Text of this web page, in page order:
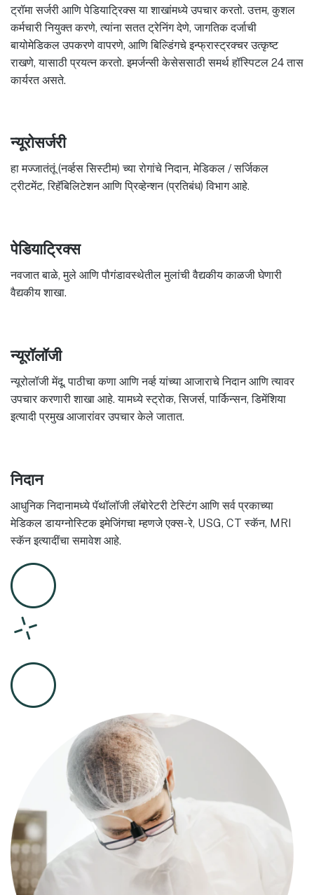
ट्रॉमा सर्जरी आणि पेडियाट्रिक्स या शाखांमध्ये उपचार करतो. उत्तम, कुशल
कर्मचारी नियुक्त करणे, त्यांना सतत ट्रेनिंग देणे, जागतिक दर्जाची
बायोमेडिकल उपकरणे वापरणे, आणि बिल्डिंगचे इन्फ्रास्ट्रक्चर उत्कृष्ट
राखणे, यासाठी प्रयत्न करतो. इमर्जन्सी केसेससाठी समर्थ हॉस्पिटल 24 तास
कार्यरत असते.
न्यूरोसर्जरी
हा मज्जातंतूं (नर्व्हस सिस्टीम) च्या रोगांचे निदान, मेडिकल / सर्जिकल
ट्रीटमेंट, रिहॅबिलिटेशन आणि प्रिव्हेन्शन (प्रतिबंध) विभाग आहे.
पेडियाट्रिक्स
नवजात बाळे, मुले आणि पौगंडावस्थेतील मुलांची वैद्यकीय काळजी घेणारी
वैद्यकीय शाखा.
न्यूरॉलॉजी
न्यूरोलॉजी मेंदू, पाठीचा कणा आणि नर्व्ह यांच्या आजाराचे निदान आणि त्यावर
उपचार करणारी शाखा आहे. यामध्ये स्ट्रोक, सिजर्स, पार्किन्सन, डिमेंशिया
इत्यादी प्रमुख आजारांवर उपचार केले जातात.
निदान
आधुनिक निदानामध्ये पॅथॉलॉजी लॅबोरेटरी टेस्टिंग आणि सर्व प्रकाच्या
मेडिकल डायग्नोस्टिक इमेजिंगचा म्हणजे एक्स-रे, USG, CT स्कॅन, MRI
स्कॅन इत्यादींचा समावेश आहे.